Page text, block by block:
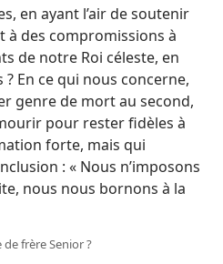
en ayant l’air de soutenir
à des compromissions à
de notre Roi céleste, en
En ce qui nous concerne,
genre de mort au second,
pour rester fidèles à
forte, mais qui
: « Nous n’imposons
nous nous bornons à la
de frère Senior ?